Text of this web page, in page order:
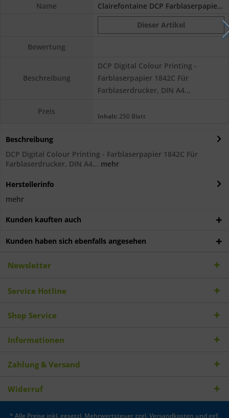
Name
Clairefontaine DCP Farblaserpapier 1842C,...
Dieser Artikel
Bewertung
Beschreibung
DCP Digital Colour Printing -
Farblaserpapier 1842C Für
Farblaserdrucker, DIN A4...
Preis Inhalt: 250 Blatt
Beschreibung
DCP Digital Colour Printing - Farblaserpapier 1842C Für
Farblaserdrucker, DIN A4... mehr
Herstellerinfo
mehr
Kunden kauften auch
Kunden haben sich ebenfalls angesehen
Newsletter
Service Hotline
Shop Service
Informationen
Zahlung & Versand
Widerruf
* Alle Preise inkl. gesetzl. Mehrwertsteuer zzgl.Versandkosten und ggf.